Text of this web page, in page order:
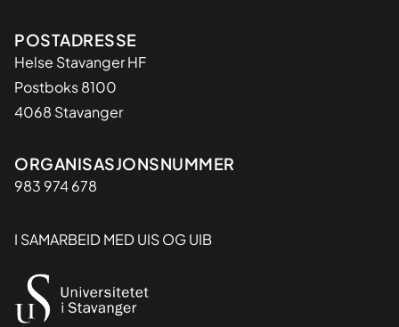
Adresse
POSTADRESSE
Helse Stavanger HF
Postboks 8100
4068 Stavanger
Organisasjon
ORGANISASJONSNUMMER
983 974 678
I SAMARBEID MED UIS OG UIB